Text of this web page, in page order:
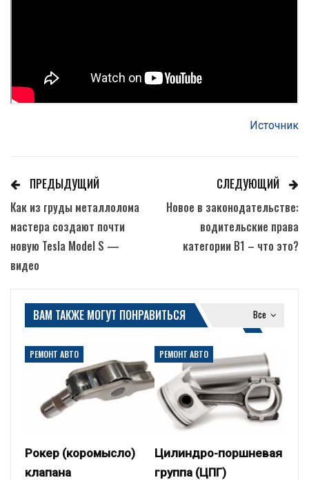
Источник
ПРЕДЫДУЩИЙ
Как из груды металлолома
мастера создают почти
новую Tesla Model S —
видео
СЛЕДУЮЩИЙ
Новое в законодательстве:
водительские права
категории B1 – что это?
Все
ВАМ ТАКЖЕ МОГУТ ПОНРАВИТЬСЯ
РЕМОНТ АВТО
Рокер (коромысло)
клапана
РЕМОНТ АВТО
Цилиндро-поршневая
группа (ЦПГ)